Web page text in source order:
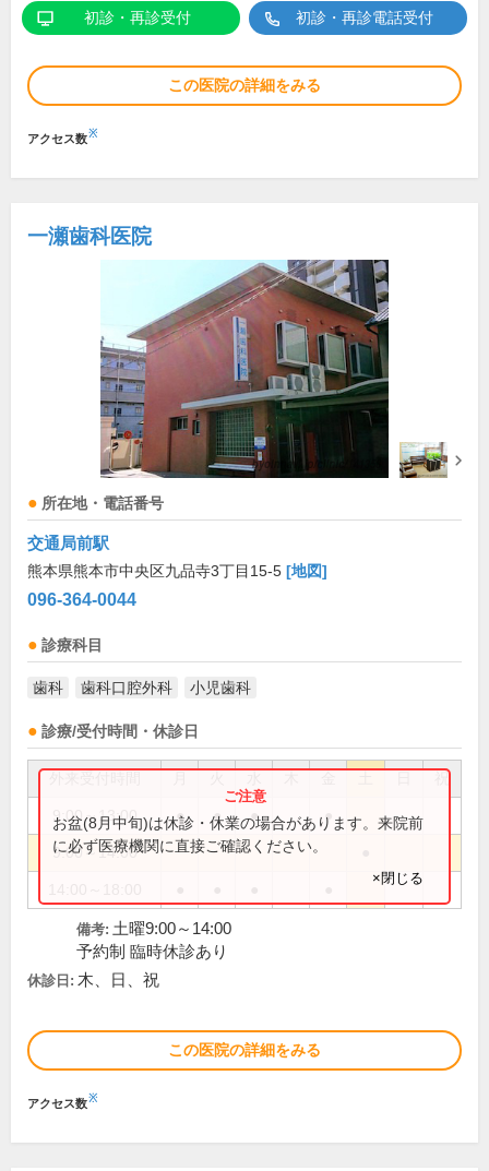
初診・再診受付 初診・再診電話受付
この医院の詳細をみる
アクセス数※
一瀬歯科医院
所在地・電話番号
交通局前駅
熊本県熊本市中央区九品寺3丁目15-5 [地図]
096-364-0044
診療科目
歯科 歯科口腔外科 小児歯科
診療/受付時間・休診日
祝
9:00～13:00 ● ● ● ●
9:00～14:00
お盆(8月中旬)は休診・休業の場合があります。来院前
に必ず医療機関に直接ご確認ください。
×閉じる
備考: 土曜9:00～14:00
予約制 臨時休診あり
休診日: 木、日、祝
この医院の詳細をみる
アクセス数※